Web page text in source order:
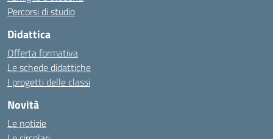
Percorsi di studio
Didattica
Offerta formativa
Le schede didattiche
I progetti delle classi
Novità
Le notizie